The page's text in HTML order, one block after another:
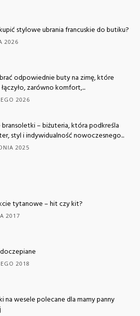
stylowe ubrania francuskie do butiku?
2026
odpowiednie buty na zimę, które
zarówno komfort,...
2026
bransoletki – biżuteria, która podkreśla
styl i indywidualność nowoczesnego...
2025
tytanowe – hit czy kit?
2017
2018
na wesele polecane dla mamy panny